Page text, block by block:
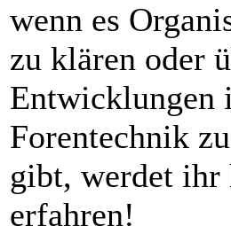
wenn es
zu klären oder
Entwicklungen
Forentechnik
gibt, werdet ihr
erfahren!